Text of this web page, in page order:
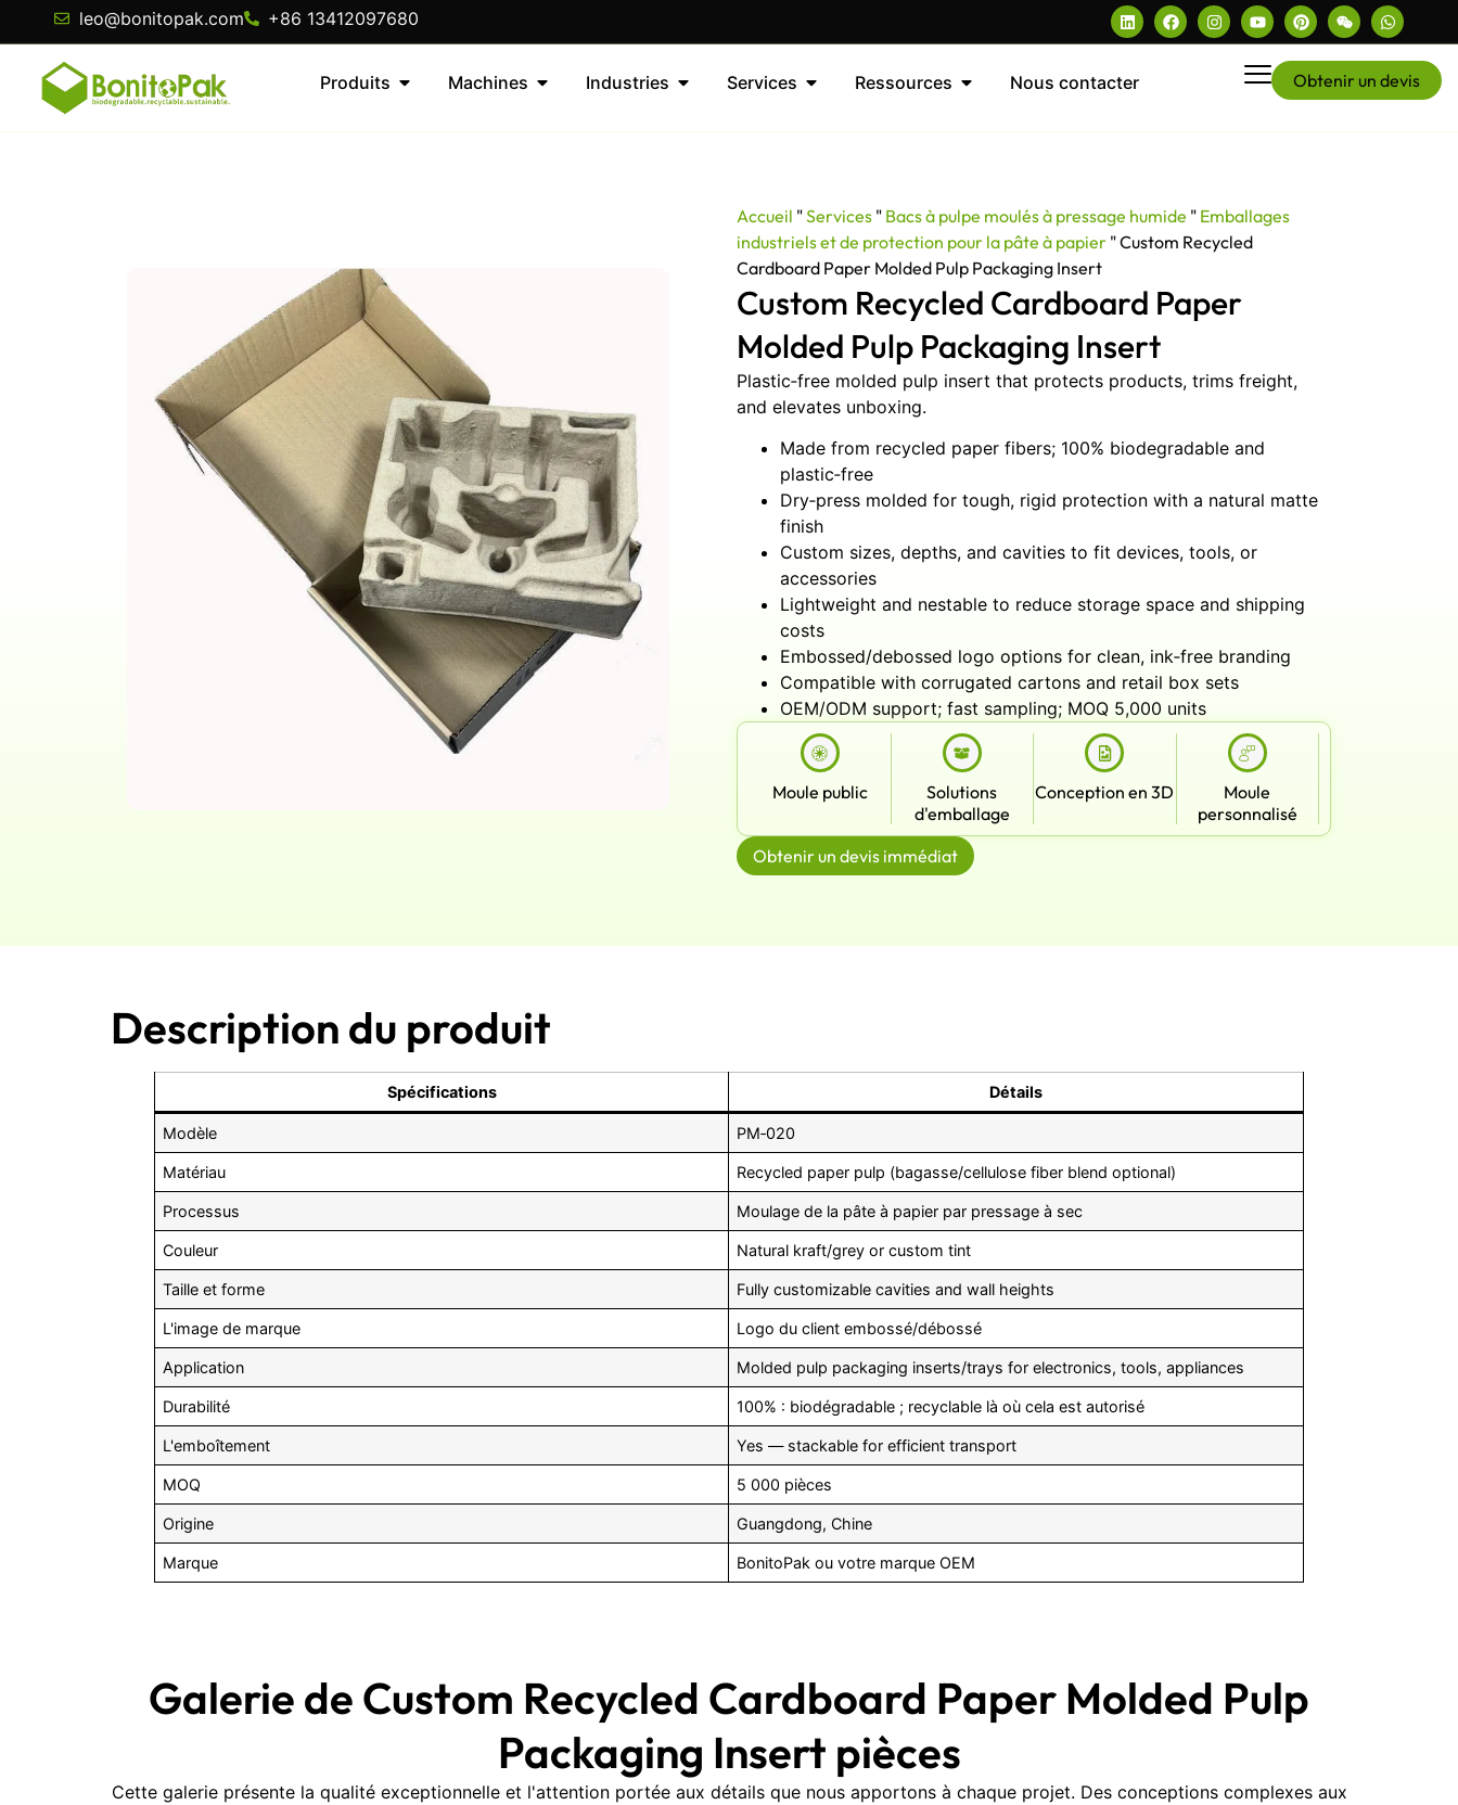
leo@bonitopak.com +86 13412097680
Produits Machines Industries Services Ressources Nous contacter Obtenir un devis
Accueil "Services " Bacs à pulpe moulés à pressage humide " Emballages
industriels et de protection pour la pâte à papier "Custom Recycled
Cardboard Paper Molded Pulp Packaging Insert
Custom Recycled Cardboard Paper
Molded Pulp Packaging Insert
Plastic‑free molded pulp insert that protects products, trims freight,
and elevates unboxing.
Made from recycled paper fibers; 100% biodegradable and
plastic‑free
Dry‑press molded for tough, rigid protection with a natural matte
finish
Custom sizes, depths, and cavities to fit devices, tools, or
accessories
Lightweight and nestable to reduce storage space and shipping
costs
Embossed/debossed logo options for clean, ink‑free branding
Compatible with corrugated cartons and retail box sets
OEM/ODM support; fast sampling; MOQ 5,000 units
Moule public
Solutions
d'emballage
Conception en 3D
Moule
personnalisé
Obtenir un devis immédiat
Description du produit
Spécifications Détails
Modèle PM‑020
Matériau Recycled paper pulp (bagasse/cellulose fiber blend optional)
Processus Moulage de la pâte à papier par pressage à sec
Couleur Natural kraft/grey or custom tint
Taille et forme Fully customizable cavities and wall heights
L'image de marque Logo du client embossé/débossé
Application Molded pulp packaging inserts/trays for electronics, tools, appliances
Durabilité 100% : biodégradable ; recyclable là où cela est autorisé
L'emboîtement Yes — stackable for efficient transport
MOQ 5 000 pièces
Origine Guangdong, Chine
Marque BonitoPak ou votre marque OEM
Galerie de Custom Recycled Cardboard Paper Molded Pulp
Packaging Insert pièces
Cette galerie présente la qualité exceptionnelle et l'attention portée aux détails que nous apportons à chaque projet. Des conceptions complexes aux